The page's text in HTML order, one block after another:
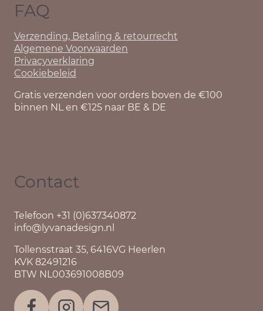
FAQ
Verzending, Betaling & retourrecht
Algemene Voorwaarden
Privacyverklaring
Cookiebeleid
Gratis verzenden voor orders boven de €100
binnen NL en €125 naar BE & DE
Contact
Telefoon +31 (0)637340872
info@lyvanadesign.nl
Tollensstraat 35, 6416VG Heerlen
KVK 82491216
BTW NL003691008B09